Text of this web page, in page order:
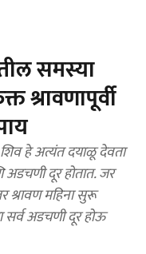
समस्या
श्रावणापूर्वी
हे अत्यंत दयाळू देवता
दूर होतात. जर
श्रावण महिना सुरू
सर्व अडचणी दूर होऊ